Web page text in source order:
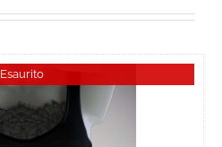
Esaurito